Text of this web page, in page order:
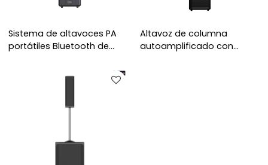
Sistema de altavoces PA
portátiles Bluetooth de
Altavoz de columna
autoamplificado con